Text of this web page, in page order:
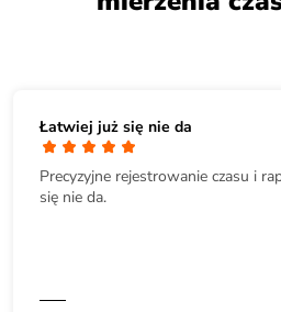
Łatwiej już się nie da
Precyzyjne rejestrowanie czasu i
się nie da.